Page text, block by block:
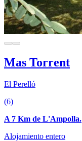
Mas Torrent
El Perelló
(6)
A 7 Km de L'Ampolla.
Alojamiento entero